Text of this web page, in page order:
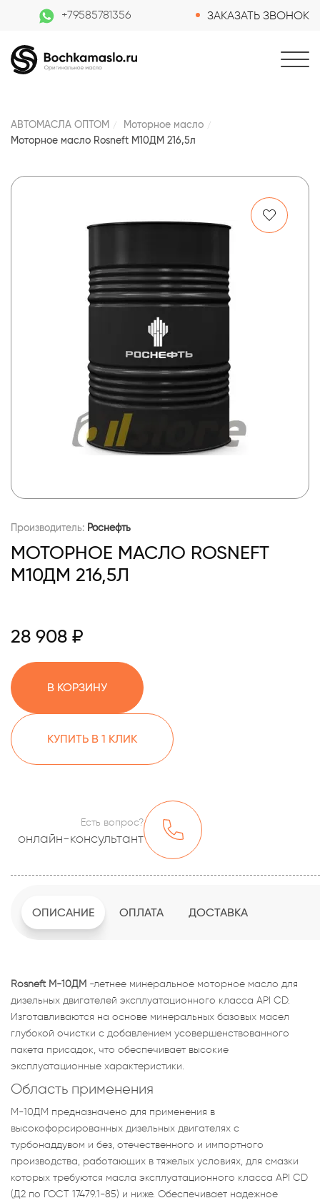
+79585781356 ЗАКАЗАТЬ ЗВОНОК
АВТОМАСЛА ОПТОМ
Моторное масло
Моторное масло Rosneft М10ДМ 216,5л
Производитель: Роснефть
МОТОРНОЕ МАСЛО ROSNEFT
М10ДМ 216,5Л
28 908 ₽
В КОРЗИНУ
КУПИТЬ В 1 КЛИК
Есть вопрос?
онлайн-консультант
ОПИСАНИЕ ОПЛАТА ДОСТАВКА
Rosneft М-10ДМ -летнее минеральное моторное масло для
дизельных двигателей эксплуатационного класса API CD.
Изготавливаются на основе минеральных базовых масел
глубокой очистки с добавлением усовершенствованного
пакета присадок, что обеспечивает высокие
эксплуатационные характеристики.
Область применения
М-10ДМ предназначено для применения в
высокофорсированных дизельных двигателях с
турбонаддувом и без, отечественного и импортного
производства, работающих в тяжелых условиях, для смазки
которых требуются масла эксплуатационного класса API CD
(Д2 по ГОСТ 17479.1-85) и ниже. Обеспечивает надежное